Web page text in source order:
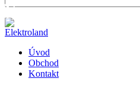
Úvod
Obchod
Kontakt